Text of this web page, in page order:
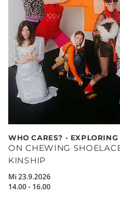
WHO CARES? -
ON CHEWING
KINSHIP
Mi 23.9.2026
14.00 - 16.00